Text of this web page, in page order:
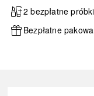
2 bezpłatne
Bezpłatne